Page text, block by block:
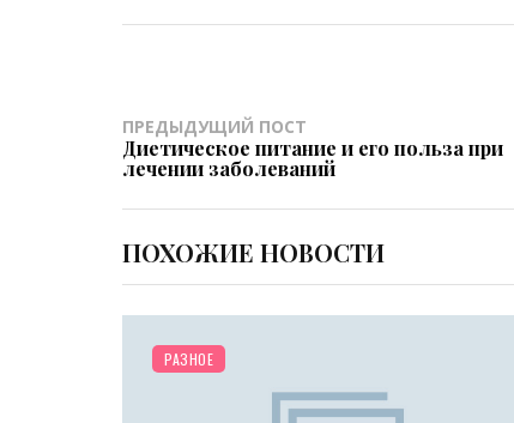
ПРЕДЫДУЩИЙ ПОСТ
Диетическое питание и его польза при
лечении заболеваний
ПОХОЖИЕ НОВОСТИ
РАЗНОЕ